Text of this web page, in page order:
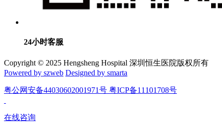
24小时客服
Copyright © 2025 Hengsheng Hospital 深圳恒生医院版权所有
Powered by szweb Designed by smarta
粤公网安备44030602001971号 粤ICP备11101708号
在线咨询